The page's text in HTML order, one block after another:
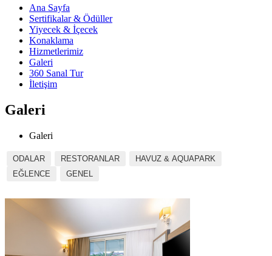
Ana Sayfa
Sertifikalar & Ödüller
Yiyecek & İçecek
Konaklama
Hizmetlerimiz
Galeri
360 Sanal Tur
İletişim
Galeri
Galeri
ODALAR RESTORANLAR
HAVUZ & AQUAPARK
EĞLENCE
GENEL